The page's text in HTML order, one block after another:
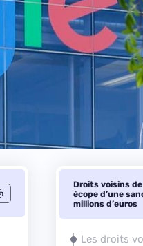
Droits voisins
écope d’une
millions d’euros
Les droits